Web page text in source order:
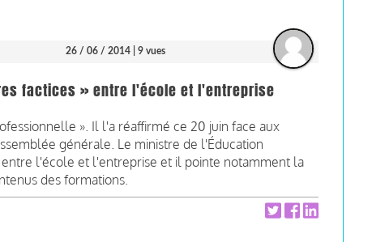
26 / 06 / 2014 | 9 vues
factices » entre l'école et l'entreprise
». Il l'a réaffirmé ce 20 juin face aux
générale. Le ministre de l'Éducation
l'école et l'entreprise et il pointe notamment la
des formations.